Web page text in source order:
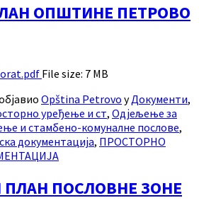
ОПШТИНЕ ПЕТРОВО
File size: 7 MB
Opština Petrovo уДокументи,
уређење и ст, Одјељење за
и стамбено-комуналне послове,
документација, ПРОСТОРНО
ПЛАН ПОСЛОВНЕ ЗОНЕ